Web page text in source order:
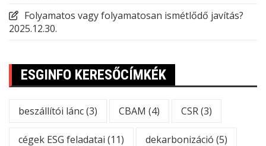
Folyamatos vagy folyamatosan ismétlődő javítás?
2025.12.30.
ESGINFO KERESŐCÍMKÉK
beszállítói lánc(3) CBAM (4) CSR(3)
cégek ESG feladatai (11) dekarbonizáció (5)